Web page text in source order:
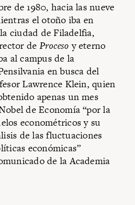
de 1980, hacia las nueve
el otoño iba en
ciudad de Filadelfia,
de Proceso y eterno
al campus de la
en busca del
Lawrence Klein, quien
apenas un mes
de Economía “por la
econométricos y su
de las fluctuaciones
económicas”
de la Academia